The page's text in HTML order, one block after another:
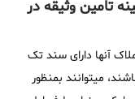
تامین وثیقه در
آنها دارای سند تک
میتوانند بمنظور